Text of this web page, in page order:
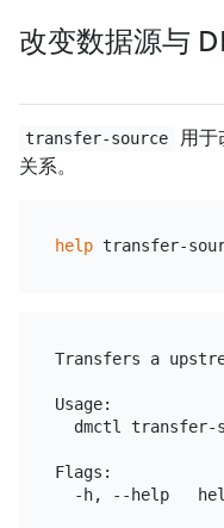
改变数据源与
transfer-source
用于
关系。
help
Transfers a
Usage:
dmctl transfer-
Flags:
-h, --help